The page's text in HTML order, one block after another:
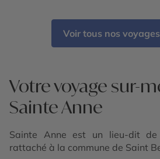
Voir tous nos
Votre voyage sur-
Sainte Anne
Sainte Anne est un lieu-dit
rattaché à la commune de Saint